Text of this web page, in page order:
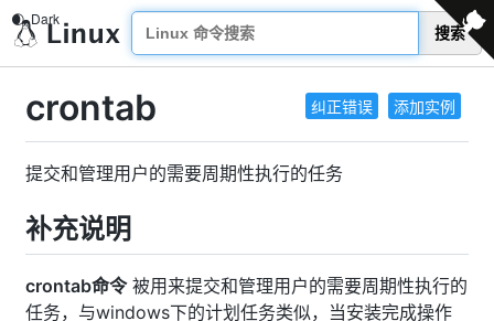
搜索
纠正错误 添加实例
crontab
提交和管理用户的需要周期性执行的任务
补充说明
crontab命令被用来提交和管理用户的需要周期性执行的
任务，与windows下的计划任务类似，当安装完成操作